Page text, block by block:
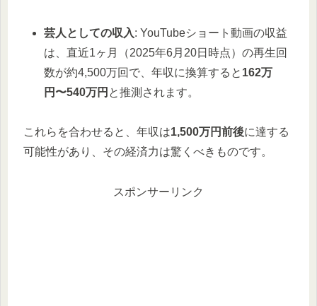
芸人としての収入: YouTubeショート動画の収益
は、直近1ヶ月（2025年6月20日時点）の再生回
数が約4,500万回で、年収に換算すると 162万
円〜540万円 と推測されます。
これらを合わせると、年収は1,500万円前後に達する
可能性があり、その経済力は驚くべきものです。
スポンサーリンク